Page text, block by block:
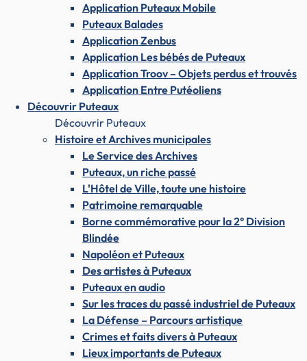
Application Puteaux Mobile
Puteaux Balades
Application Zenbus
Application Les bébés de Puteaux
Application Troov – Objets perdus et trouvés
Application Entre Putéoliens
Découvrir Puteaux
Découvrir Puteaux
Histoire et Archives municipales
Le Service des Archives
Puteaux, un riche passé
L'Hôtel de Ville, toute une histoire
Patrimoine remarquable
Borne commémorative pour la 2° Division
Blindée
Napoléon et Puteaux
Des artistes à Puteaux
Puteaux en audio
Sur les traces du passé industriel de Puteaux
La Défense – Parcours artistique
Crimes et faits divers à Puteaux
Lieux importants de Puteaux